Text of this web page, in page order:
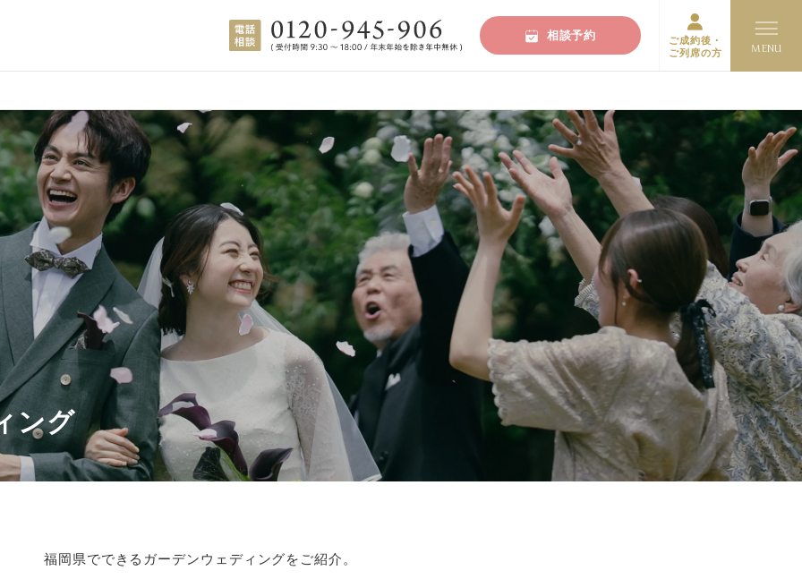
相談予約
ご成約後・
ご列席の方
ング
福岡県でできるガーデンウェディングをご紹介。